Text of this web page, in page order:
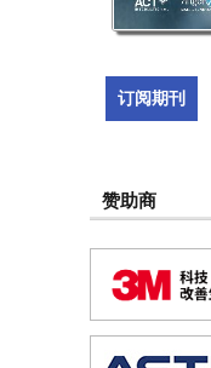
订阅期刊
赞助商